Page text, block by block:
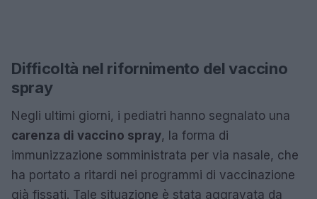
Difficoltà nel rifornimento del vaccino
spray
Negli ultimi giorni, i pediatri hanno segnalato una
carenza di vaccino spray, la forma di
immunizzazione somministrata per via nasale, che
ha portato a ritardi nei programmi di vaccinazione
già fissati. Tale situazione è stata aggravata da